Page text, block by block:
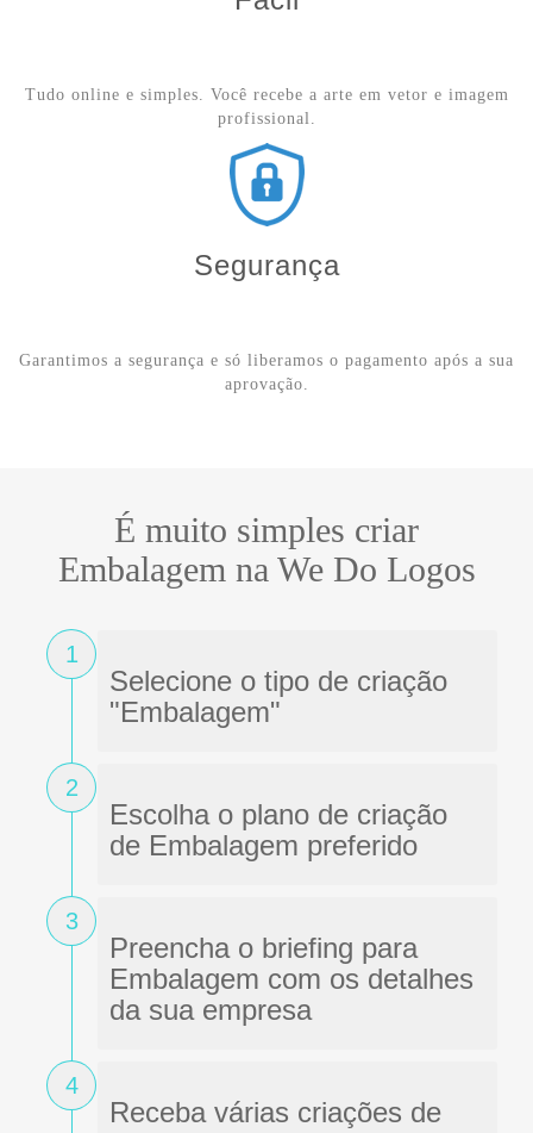
Tudo online e simples. Você recebe a arte em vetor e imagem
profissional.
Segurança
Garantimos a segurança e só liberamos o pagamento após a sua
aprovação.
É muito simples criar
Embalagem na We Do Logos
1
Selecione o tipo de criação
"Embalagem"
2
Escolha o plano de criação
de Embalagem preferido
3
Preencha o briefing para
Embalagem com os detalhes
da sua empresa
4
Receba várias criações de